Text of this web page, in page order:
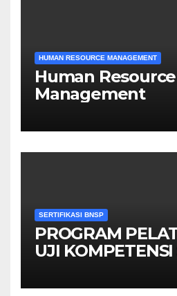
HUMAN RESOURCE MANAGEMENT
Human Resource
Management
SERTIFIKASI BNSP
PROGRAM
UJI
JAUH